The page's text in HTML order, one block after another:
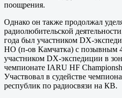
поощрения.
Однако он также продолжал
радиолюбительской
года был участником DX-
НО (п-ов Камчатка) с позывным
участником DX-экспедиции в
чемпионате IARU HF
Участвовал в судействе
республик по радиосвязи на КВ.